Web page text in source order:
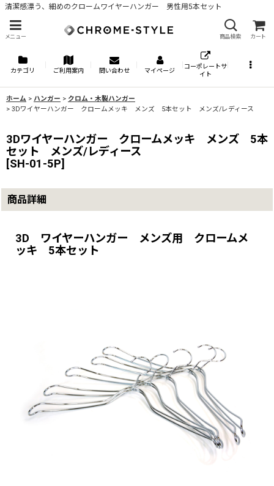
清潔感漂う、細めのクロームワイヤーハンガー 男性用5本セット
メニュー 商品検索 カート
カテゴリ ご利用案内 問い合わせ マイページ
コーポレートサ
イト
ホーム > ハンガー > クロム・木製ハンガー
> 3Dワイヤーハンガー クロームメッキ メンズ 5本セット メンズ/レディース
3Dワイヤーハンガー クロームメッキ メンズ 5本
セット メンズ/レディース
[SH-01-5P]
商品詳細
3D ワイヤーハンガー メンズ用 クロームメ
ッキ 5本セット